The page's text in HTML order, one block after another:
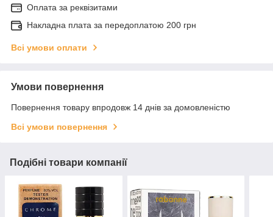
Оплата за реквізитами
Накладна плата за передоплатою 200 грн
Всі умови оплати
Умови повернення
Повернення товару впродовж 14 днів за домовленістю
Всі умови повернення
Подібні товари компанії